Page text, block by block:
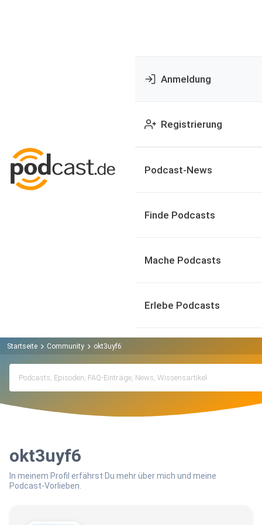
Anmeldung
Registrierung
Podcast-News
Finde Podcasts
Mache Podcasts
Erlebe Podcasts
Startseite Community okt3uyf6
okt3uyf6
In meinem Profil erfährst Du mehr über mich und meine
Podcast-Vorlieben.